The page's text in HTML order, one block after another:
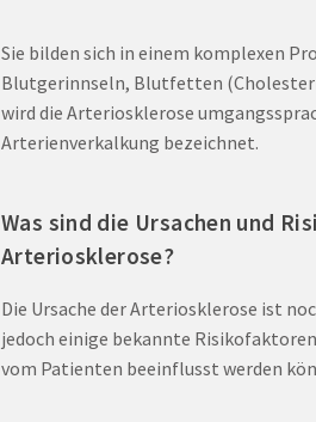
Sie bilden sich in einem komplexen
Blutgerinnseln, Blutfetten
wird die Arteriosklerose
Arterienverkalkung bezeichnet.
Was sind die Ursachen und
Arteriosklerose?
Die Ursache der Arteriosklerose ist
jedoch einige bekannte
vom Patienten beeinflusst werden